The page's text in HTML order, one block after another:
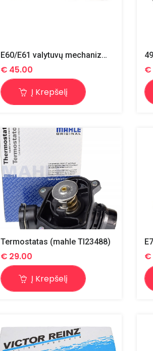
E60/E61 valytuvų mechanizmas
€ 45.00
Į Krepšelį
€
Termostatas (mahle TI23488)
€ 29.00
Į Krepšelį
€